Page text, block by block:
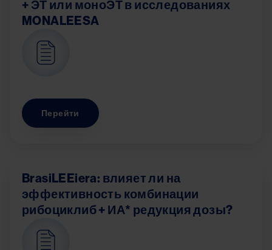
+ ЭТ или моноЭТ в исследованиях
MONALEESA
Перейти
BrasiLEEiera: влияет ли на
эффективность комбинации
рибоциклиб + ИА* редукция дозы?